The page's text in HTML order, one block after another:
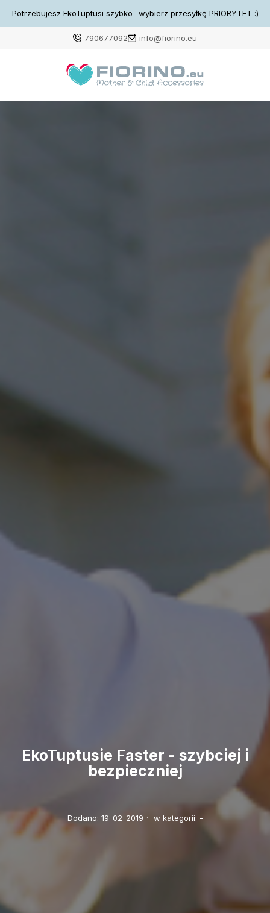
Potrzebujesz EkoTuptusi szybko- wybierz przesyłkę PRIORYTET :)
790677092 info@fiorino.eu
EkoTuptusie Faster - szybciej i
bezpieczniej
Dodano: 19-02-2019 · w kategorii: -